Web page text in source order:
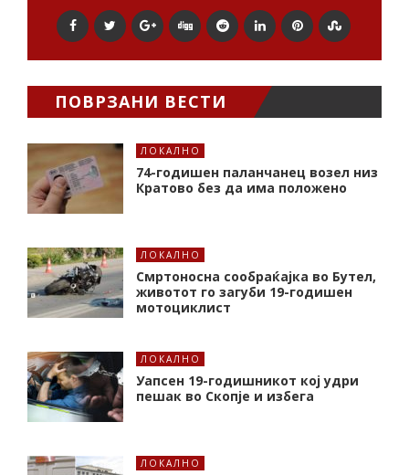
ПОВРЗАНИ ВЕСТИ
ЛОКАЛНО
74-годишен паланчанец возел низ
Кратово без да има положено
ЛОКАЛНО
Смртоносна сообраќајка во Бутел,
животот го загуби 19-годишен
мотоциклист
ЛОКАЛНО
Уапсен 19-годишникот кој удри
пешак во Скопје и избега
ЛОКАЛНО